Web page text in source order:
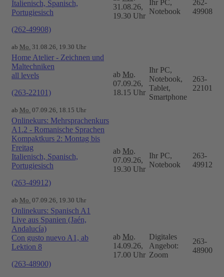
Italienisch, Spanisch,
Portugiesisch
(262-49908)
ab Mo. 31.08.26, 19.30 Uhr
31.08.26,
19.30 Uhr
Ihr PC,
Notebook
262-
49908
Home Atelier - Zeichnen und
Maltechniken
all levels
(263-22101)
ab Mo. 07.09.26, 18.15 Uhr
ab Mo.
07.09.26,
18.15 Uhr
Ihr PC,
Notebook,
Tablet,
Smartphone
263-
22101
Onlinekurs: Mehrsprachenkurs
A1.2 - Romanische Sprachen
Kompaktkurs 2: Montag bis
Freitag
Italienisch, Spanisch,
Portugiesisch
(263-49912)
ab Mo. 07.09.26, 19.30 Uhr
ab Mo.
07.09.26,
19.30 Uhr
Ihr PC,
Notebook
263-
49912
Onlinekurs: Spanisch A1
Live aus Spanien (Jaén,
Andalucía)
Con gusto nuevo A1, ab
Lektion 8
(263-48900)
ab Mo.
14.09.26,
17.00 Uhr
Digitales
Angebot:
Zoom
263-
48900